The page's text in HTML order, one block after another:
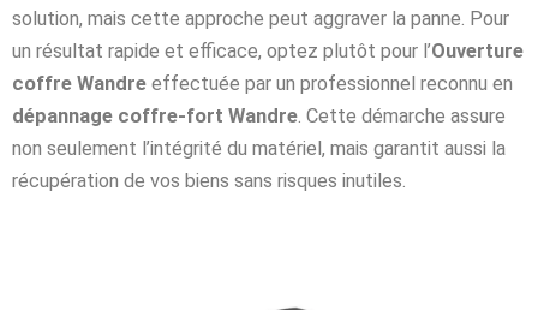
solution, mais cette approche peut aggraver la panne. Pour
un résultat rapide et efficace, optez plutôt pour l’Ouverture
coffre Wandre effectuée par un professionnel reconnu en
dépannage coffre-fort Wandre. Cette démarche assure
non seulement l’intégrité du matériel, mais garantit aussi la
récupération de vos biens sans risques inutiles.